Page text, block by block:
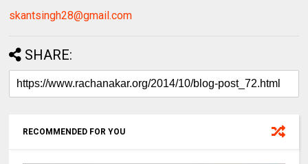
skantsingh28@gmail.com
SHARE:
RECOMMENDED FOR YOU